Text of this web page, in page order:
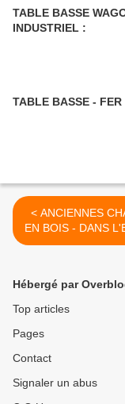
TABLE BASSE
INDUSTRIEL :
TABLE BASSE -
< ANCIENNES CHAISES
EN BOIS - DANS
JEAN PROUVÉ /
Hébergé par
Top articles
Pages
Contact
Signaler un abus